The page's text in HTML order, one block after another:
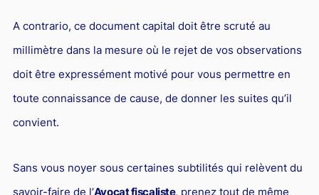
A contrario, ce document capital doit être scruté au
millimètre dans la mesure où le rejet de vos observations
doit être expressément motivé pour vous permettre en
toute connaissance de cause, de donner les suites qu’il
convient.
Sans vous noyer sous certaines subtilités qui relèvent du
savoir-faire de l’Avocat fiscaliste, prenez tout de même